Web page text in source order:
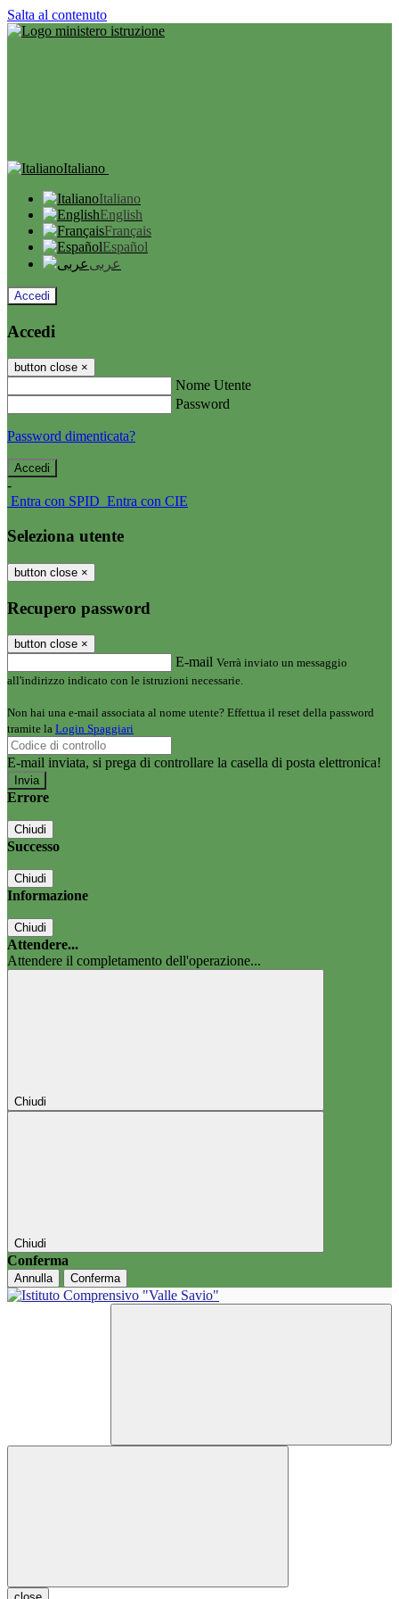
Salta al contenuto
Italiano
Italiano
English
Français
Español
عربى
Accedi
Accedi
button close ×
Nome Utente
Password
Password dimenticata?
-
Entra con SPID Entra con CIE
Seleziona utente
button close ×
Recupero password
button close ×
E-mail Verrà inviato un messaggio
all'indirizzo indicato con le istruzioni necessarie.
Non hai una e-mail associata al nome utente? Effettua il reset della password
tramite la Login Spaggiari
E-mail inviata, si prega di controllare la casella di posta elettronica!
Errore
Chiudi
Successo
Chiudi
Informazione
Chiudi
Attendere...
Attendere il completamento dell'operazione...
Chiudi
Chiudi
Conferma
Annulla Conferma